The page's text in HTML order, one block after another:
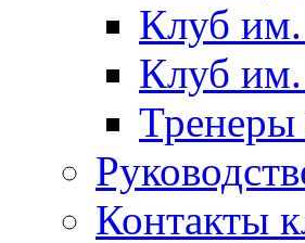
Клуб
Клуб
Тренеры
Контакты